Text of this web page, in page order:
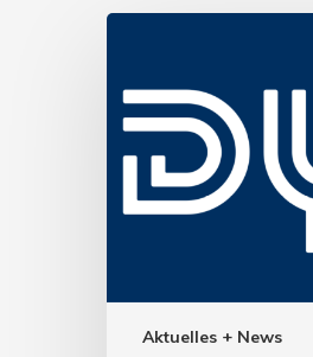
Aktuelles + News